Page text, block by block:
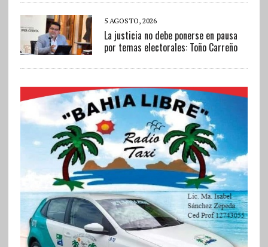
5 AGOSTO, 2026
La justicia no debe ponerse en pausa
por temas electorales: Toño Carreño